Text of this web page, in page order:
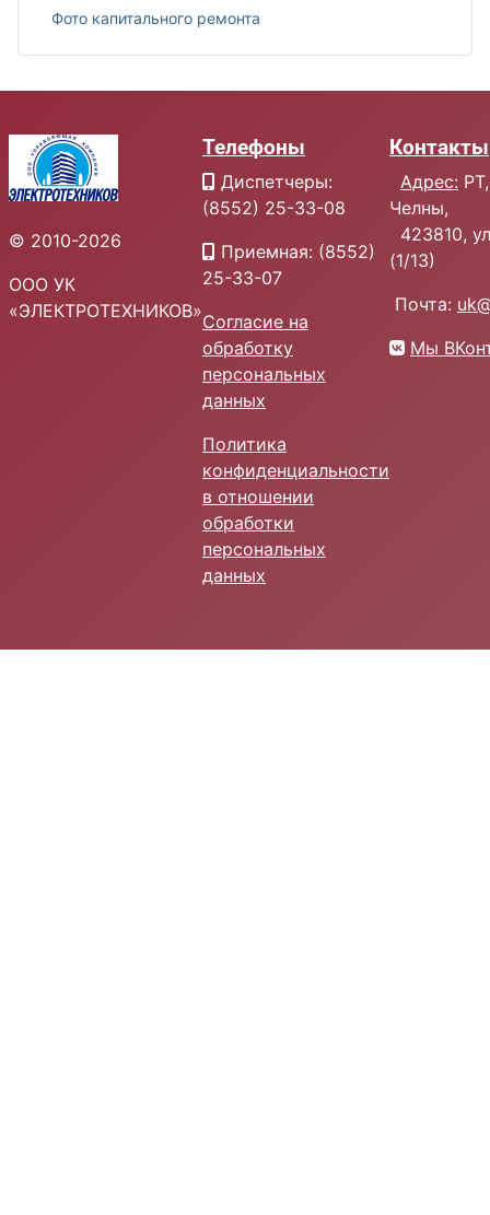
Фото капитального ремонта
© 2010-2026
ООО УК
«ЭЛЕКТРОТЕХНИКОВ»
Телефоны
Диспетчеры:
(8552) 25-33-08
Приемная: (8552)
25-33-07
Согласие на
обработку
персональных
данных
Политика
конфиденциальности
в отношении
обработки
персональных
данных
Контакты
Адрес:
Челны,
423810,
(1/13)
Почта:
Мы